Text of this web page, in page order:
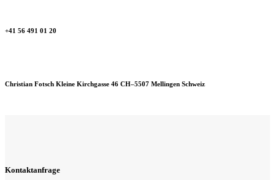
+41 56 491 01 20
Christian Fotsch Kleine Kirchgasse 46 CH–5507 Mellingen Schweiz
Kontaktanfrage